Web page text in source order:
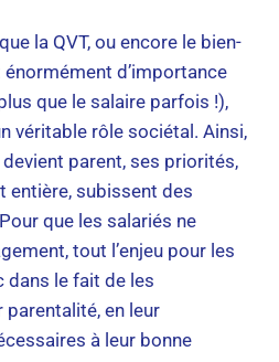
la QVT, ou encore le bien-
d’importance
que le salaire parfois !),
véritable rôle sociétal. Ainsi,
parent, ses priorités,
entière, subissent des
que les salariés ne
tout l’enjeu pour les
dans le fait de les
en leur
à leur bonne